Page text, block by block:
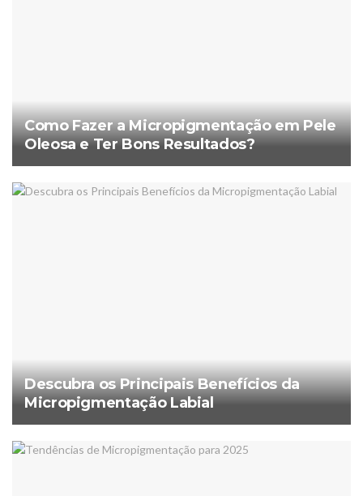
Como Fazer a Micropigmentação em Pele
Oleosa e Ter Bons Resultados?
Descubra os Principais Benefícios da
Micropigmentação Labial